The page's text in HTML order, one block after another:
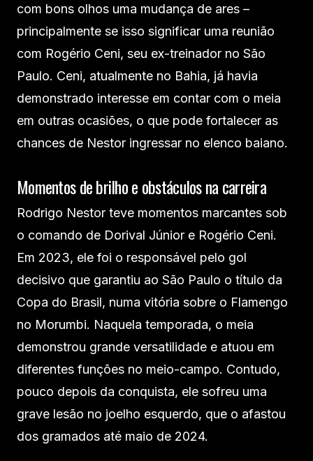
com bons olhos uma mudança de ares –
principalmente se isso significar uma reunião
com Rogério Ceni, seu ex-treinador no São
Paulo. Ceni, atualmente no Bahia, já havia
demonstrado interesse em contar com o meia
em outras ocasiões, o que pode fortalecer as
chances de Nestor ingressar no elenco baiano.
Momentos de brilho e obstáculos na carreira
Rodrigo Nestor teve momentos marcantes sob
o comando de Dorival Júnior e Rogério Ceni.
Em 2023, ele foi o responsável pelo gol
decisivo que garantiu ao São Paulo o título da
Copa do Brasil, numa vitória sobre o Flamengo
no Morumbi. Naquela temporada, o meia
demonstrou grande versatilidade e atuou em
diferentes funções no meio-campo. Contudo,
pouco depois da conquista, ele sofreu uma
grave lesão no joelho esquerdo, que o afastou
dos gramados até maio de 2024.